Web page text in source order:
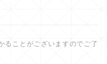
ることがございますのでご了